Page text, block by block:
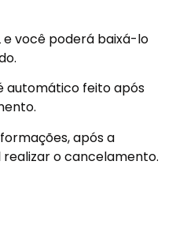
e você poderá baixá-lo
automático feito após
após a
o cancelamento.